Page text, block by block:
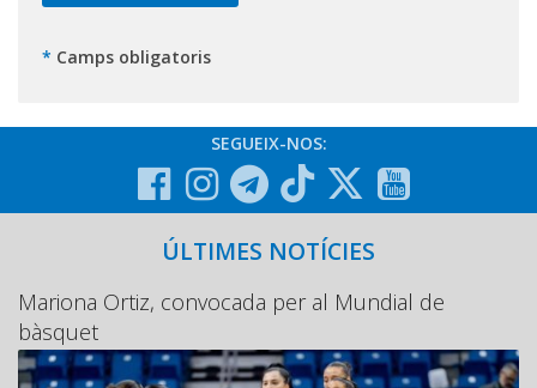
* Camps obligatoris
SEGUEIX-NOS:
ÚLTIMES NOTÍCIES
Mariona Ortiz, convocada per al Mundial de
bàsquet